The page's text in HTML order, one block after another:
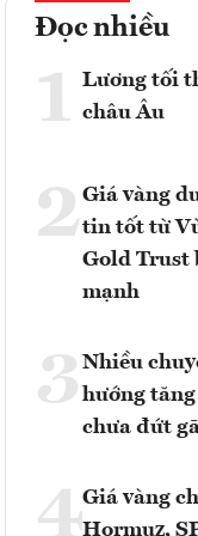
Đọc nhiều
1 Lương tối
châu Âu
2Giá vàng
tin tốt từ
Gold Trust
mạnh
3 Nhiều
hướng
chưa đứt
4Giá vàng
Hormuz,